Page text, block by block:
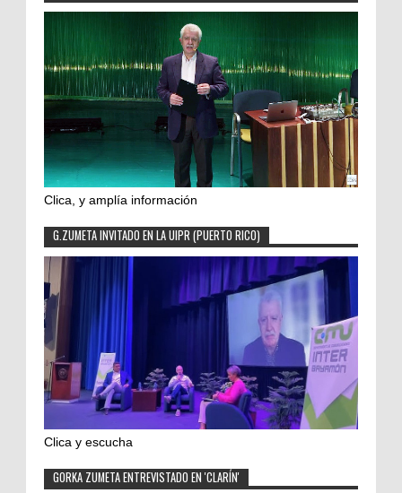
Clica, y amplía información
G.ZUMETA INVITADO EN LA UIPR (PUERTO RICO)
Clica y escucha
GORKA ZUMETA ENTREVISTADO EN 'CLARÍN'